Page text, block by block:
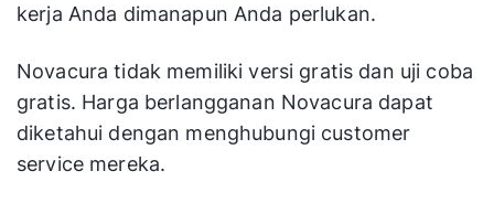
kerja Anda dimanapun Anda perlukan.
Novacura tidak memiliki versi gratis dan uji coba
gratis. Harga berlangganan Novacura dapat
diketahui dengan menghubungi customer
service mereka.